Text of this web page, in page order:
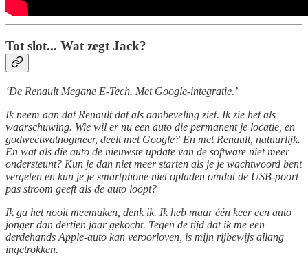
Tot slot... Wat zegt Jack?
‘De Renault Megane E-Tech. Met Google-integratie.’
Ik neem aan dat Renault dat als aanbeveling ziet. Ik zie het als
waarschuwing. Wie wil er nu een auto die permanent je locatie, en
godweetwatnogmeer, deelt met Google? En met Renault, natuurlijk.
En wat als die auto de nieuwste update van de software niet meer
ondersteunt? Kun je dan niet meer starten als je je wachtwoord bent
vergeten en kun je je smartphone niet opladen omdat de USB-poort
pas stroom geeft als de auto loopt?
Ik ga het nooit meemaken, denk ik. Ik heb maar één keer een auto
jonger dan dertien jaar gekocht. Tegen de tijd dat ik me een
derdehands Apple-auto kan veroorloven, is mijn rijbewijs allang
ingetrokken.